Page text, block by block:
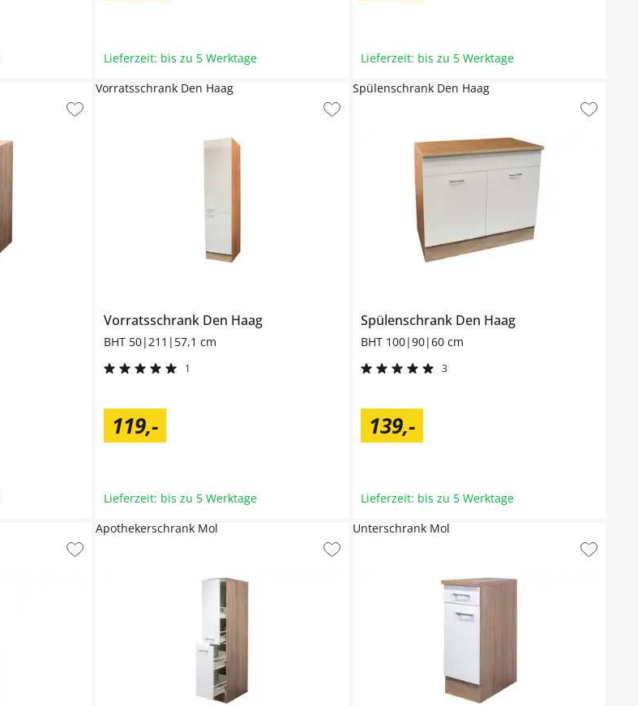
Lieferzeit: bis zu 5 Werktage Lieferzeit: bis zu 5 Werktage
Vorratsschrank Den Haag
BHT 50|211|57,1 cm
1
119,-
Vorratsschrank Den Haag
Lieferzeit: bis zu 5 Werktage
Spülenschrank Den Haag
BHT 100|90|60 cm
3
139,-
Spülenschrank Den Haag
Lieferzeit: bis zu 5 Werktage
Apothekerschrank Mol Unterschrank Mol